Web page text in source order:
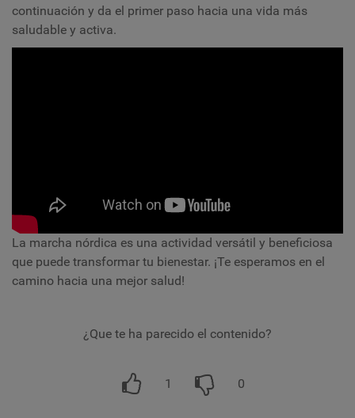
continuación y da el primer paso hacia una vida más
saludable y activa.
La marcha nórdica es una actividad versátil y beneficiosa
que puede transformar tu bienestar. ¡Te esperamos en el
camino hacia una mejor salud!
¿Que te ha parecido el contenido?
1 0